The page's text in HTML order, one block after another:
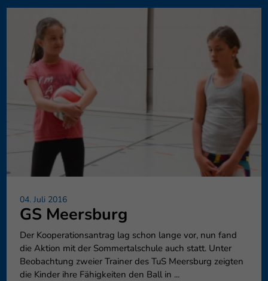
04. Juli 2016
GS Meersburg
Der Kooperationsantrag lag schon lange vor, nun fand
die Aktion mit der Sommertalschule auch statt. Unter
Beobachtung zweier Trainer des TuS Meersburg zeigten
die Kinder ihre Fähigkeiten den Ball in ...